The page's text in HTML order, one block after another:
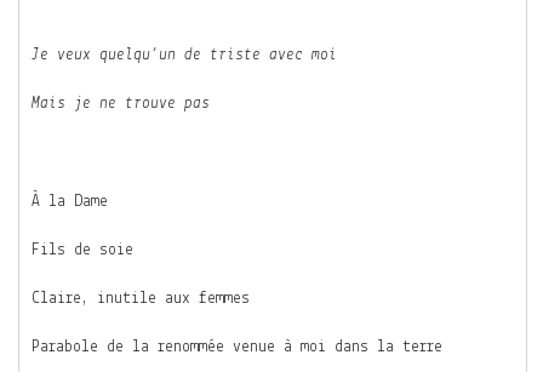
Je veux quelqu’un de triste avec moi
Mais je ne trouve pas
À la Dame
Fils de soie
Claire, inutile aux femmes
Parabole de la renommée venue à moi dans la terre